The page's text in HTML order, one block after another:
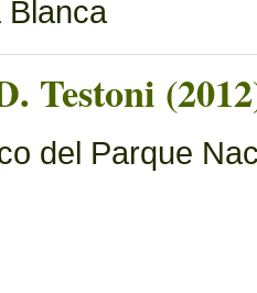
Blanca
Testoni
del Parque